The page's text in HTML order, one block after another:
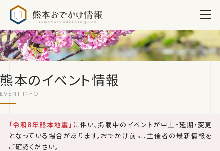
熊本のイベント情報
「令和8年熊本地震」 に伴い、掲載中のイベントが中止・延期・変更
となっている場合があります。おでかけ前に、主催者の最新情報を
ご確認ください。